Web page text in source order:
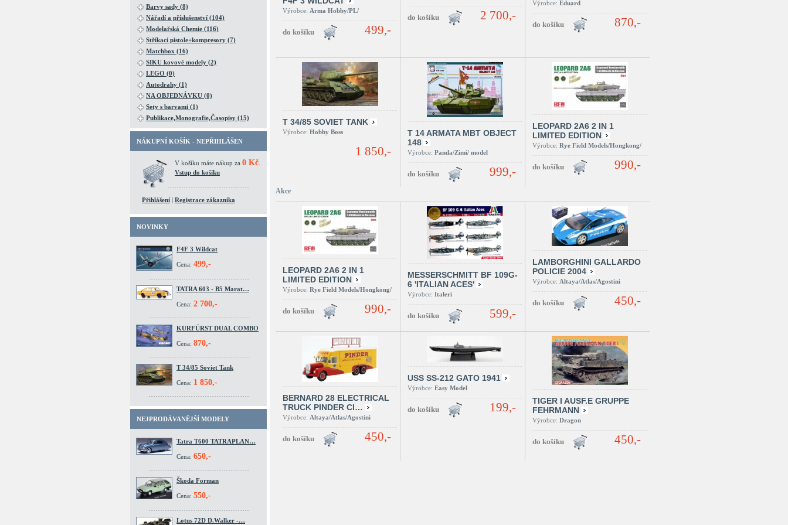
Barvy sady (8)
Nářadí a příslušenství (104)
Modelařská Chemie (116)
Stříkací pistole+kompresory (7)
Matchbox (16)
SIKU kovové modely (2)
LEGO (0)
Autodrahy (1)
NA OBJEDNÁVKU (0)
Sety s barvami (1)
Publikace,Monografie,Časopisy (15)
NÁKUPNÍ KOŠÍK - NEPŘIHLÁŠEN
V košíku máte nákup za 0 Kč
Vstup do košíku
Přihlášení | Registrace zákazníka
NOVINKY
F4F 3 Wildcat
Cena: 499,-
TATRA 603 - B5 Marat…
Cena: 2 700,-
KURFÜRST DUAL COMBO
Cena: 870,-
T 34/85 Soviet Tank
Cena: 1 850,-
NEJPRODÁVANĚJŠÍ MODELY
Tatra T600 TATRAPLAN…
Cena: 650,-
Škoda Forman
Cena: 550,-
Lotus 72D D.Walker -…
Výrobce: Arma Hobby/PL/
499,-
2 700,-
Výrobce: Eduard
870,-
T 34/85 SOVIET TANK
Výrobce: Hobby Boss
1 850,-
T 14 ARMATA MBT OBJECT
148
Výrobce: Panda/Zimi/ model
999,-
LEOPARD 2A6 2 IN 1
LIMITED EDITION
Výrobce: Rye Field Models/Hongkong/
990,-
Akce
LEOPARD 2A6 2 IN 1
LIMITED EDITION
Výrobce: Rye Field Models/Hongkong/
990,-
MESSERSCHMITT BF 109G-
6 'ITALIAN ACES'
Výrobce: Italeri
599,-
LAMBORGHINI GALLARDO
POLICIE 2004
Výrobce: Altaya/Atlas/Agostini
450,-
BERNARD 28 ELECTRICAL
TRUCK PINDER CI…
Výrobce: Altaya/Atlas/Agostini
450,-
USS SS-212 GATO 1941
Výrobce: Easy Model
199,-
TIGER I AUSF.E GRUPPE
FEHRMANN
Výrobce: Dragon
450,-